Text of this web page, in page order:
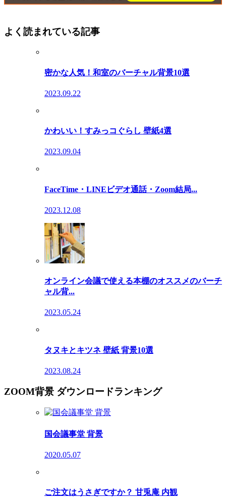
よく読まれている記事
密かな人気！和室のバーチャル背景10選
2023.09.22
かわいい！すみっコぐらし 壁紙4選
2023.09.04
FaceTime・LINEビデオ通話・Zoom結局...
2023.12.08
オンライン会議で使える本棚のオススメのバーチ
ャル背...
2023.05.24
タヌキとキツネ 壁紙 背景10選
2023.08.24
ZOOM背景 ダウンロードランキング
国会議事堂 背景
2020.05.07
ご注文はうさぎですか？ 甘兎庵 内観